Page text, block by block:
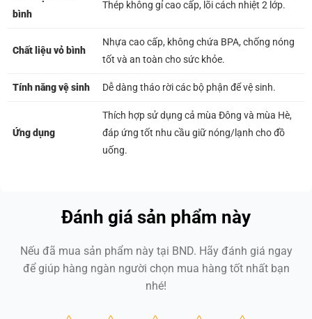
bình
Thép không gỉ cao cấp, lõi cách nhiệt 2 lớp.
Chất liệu vỏ bình
Nhựa cao cấp, không chứa BPA, chống nóng
tốt và an toàn cho sức khỏe.
Tính năng vệ sinh Dễ dàng tháo rời các bộ phận để vệ sinh.
Ứng dụng
Thích hợp sử dụng cả mùa Đông và mùa Hè,
đáp ứng tốt nhu cầu giữ nóng/lạnh cho đồ
uống.
Đánh giá sản phẩm này
Nếu đã mua sản phẩm này tại BND. Hãy đánh giá ngay
để giúp hàng ngàn người chọn mua hàng tốt nhất bạn
nhé!